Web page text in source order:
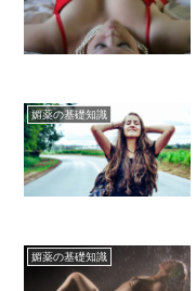
媚薬の基礎知識
媚薬の基礎知識